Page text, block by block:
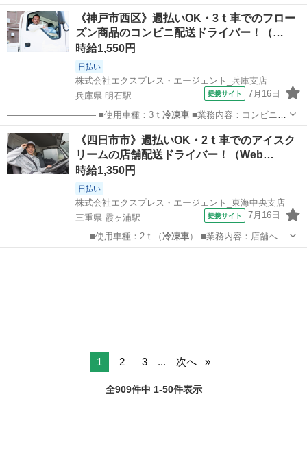
装車などの部品製…
神奈川 横浜市 工場
《神戸市西区》週払いOK・3ｔ車でのフロー
ズン商品のコンビニ配送ドライバー！（…
時給1,550円
日払い
株式会社エクスプレス・エージェント_兵庫支店
兵庫県 明石駅
提携サイト 7月16日
—————————— ■使用車種：3ｔ 冷凍車■業務内容：コンビニへ
のフローズン商…
兵庫 神戸市 明石駅 ドライバー
《四日市市》週払いOK・2ｔ車でのアイスク
リームの店舗配送ドライバー！（Web…
時給1,350円
日払い
株式会社エクスプレス・エージェント_東海中央支店
三重県 霞ヶ浦駅
提携サイト 7月16日
————————— ■使用車種：2ｔ（冷凍車） ■業務内容：店舗への
アイスクリーム…
1 2 3 ... 次へ
全909件中 1-50件表示